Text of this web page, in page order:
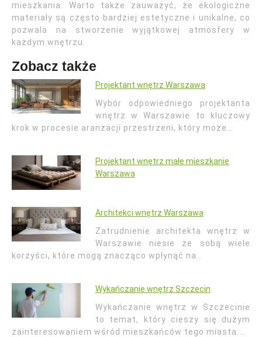
mieszkania. Warto także zauważyć, że ekologiczne
materiały są często bardziej estetyczne i unikalne, co
pozwala na stworzenie wyjątkowej atmosfery w
każdym wnętrzu.
Zobacz także
Projektant wnętrz Warszawa
Wybór odpowiedniego projektanta
wnętrz w Warszawie to kluczowy
krok w procesie aranżacji przestrzeni, który może…
Projektant wnętrz małe mieszkanie
Warszawa
Architekci wnętrz Warszawa
Zatrudnienie architekta wnętrz w
Warszawie niesie ze sobą wiele
korzyści, które mogą znacząco wpłynąć na…
Wykańczanie wnętrz Szczecin
Wykańczanie wnętrz w Szczecinie
to temat, który cieszy się dużym
zainteresowaniem wśród mieszkańców tego miasta.…